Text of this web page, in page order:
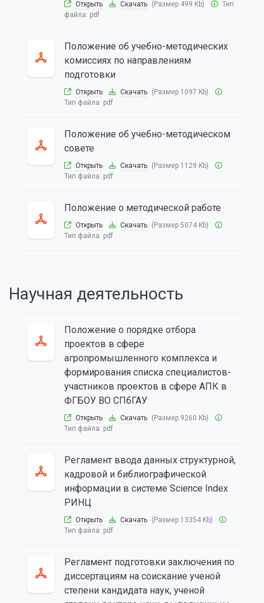
Открыть Скачать (Размер 499 Kb)
Тип
файла: pdf
Положение об учебно-методических
комиссиях по направлениям
подготовки
Открыть Скачать (Размер 1097 Kb)
Тип файла: pdf
Положение об учебно-методическом
совете
Открыть Скачать (Размер 1129 Kb)
Тип файла: pdf
Положение о методической работе
Открыть Скачать (Размер 5074 Kb)
Тип файла: pdf
Научная деятельность
Положение о порядке отбора
проектов в сфере
агропромышленного комплекса и
формирования списка специалистов-
участников проектов в сфере АПК в
ФГБОУ ВО СПбГАУ
Открыть Скачать (Размер 9260 Kb)
Тип файла: pdf
Регламент ввода данных структурной,
кадровой и библиографической
информации в системе Science Index
РИНЦ
Открыть Скачать (Размер 13354 Kb)
Тип файла: pdf
Регламент подготовки заключения по
диссертациям на соискание ученой
степени кандидата наук, ученой